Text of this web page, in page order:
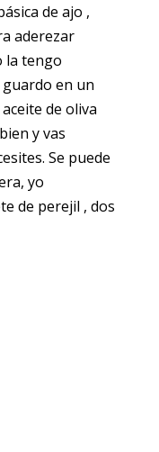
de ajo ,
aderezar
la tengo
en un
de oliva
y vas
Se puede
yo
de perejil , dos